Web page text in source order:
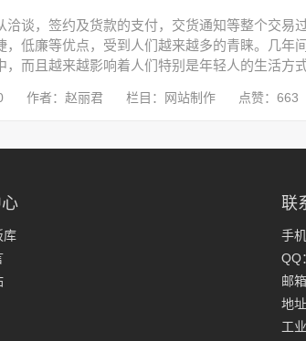
洽谈，签约及货款的支付，交货通知等整个交
，低廉等优点，受到人们越来越多的青睐。几年
，而且越来越影响着人们特别是年轻人的生活方
作者：赵丽君 栏目：网站制作 点赞：663
库
联
手
QQ
邮
地
工